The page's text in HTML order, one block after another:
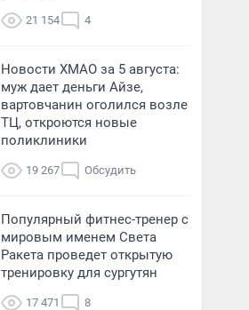
21 154 4
Новости ХМАО за 5 августа:
муж дает деньги Айзе,
вартовчанин оголился возле
ТЦ, откроются новые
поликлиники
19 267 Обсудить
Популярный фитнес-тренер с
мировым именем Света
Ракета проведет открытую
тренировку для сургутян
17 471 8